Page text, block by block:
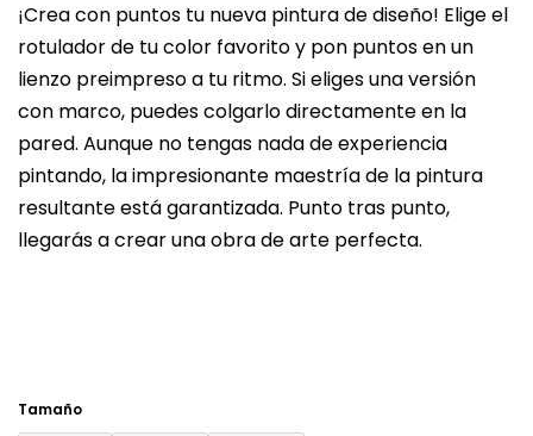
¡Crea con puntos tu nueva pintura de diseño! Elige el
rotulador de tu color favorito y pon puntos en un
lienzo preimpreso a tu ritmo. Si eliges una versión
con marco, puedes colgarlo directamente en la
pared. Aunque no tengas nada de experiencia
pintando, la impresionante maestría de la pintura
resultante está garantizada. Punto tras punto,
llegarás a crear una obra de arte perfecta.
Tamaño
media
del
producto
es
de
0,0
sobre
5